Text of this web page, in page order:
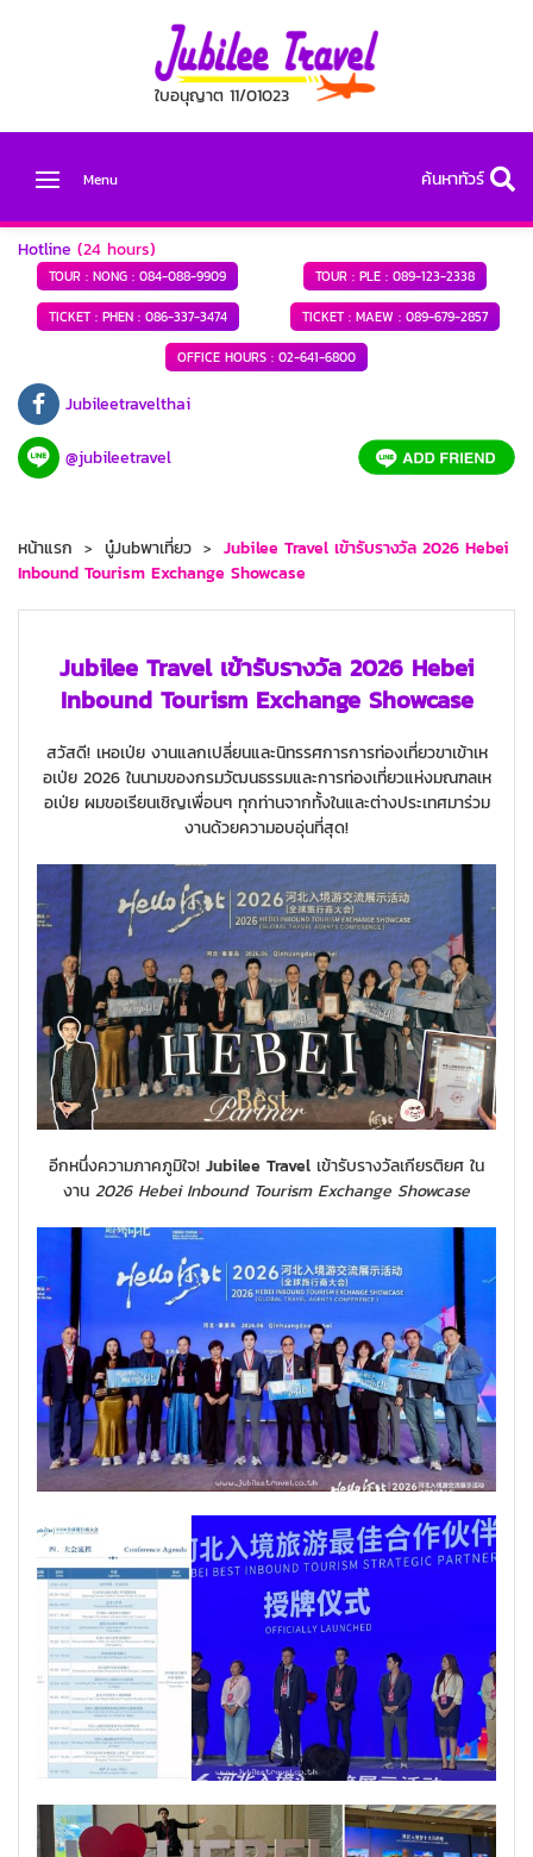
ใบอนุญาต 11/01023
Menu ค้นหาทัวร์
Hotline (24 hours)
TOUR : NONG : 084-088-9909 TOUR : PLE : 089-123-2338
TICKET : PHEN :086-337-3474 TICKET : MAEW : 089-679-2857
OFFICE HOURS : 02-641-6800
Jubileetravelthai
@jubileetravel
หน้าแรก นู๋Jubพาเที่ยว
Jubilee Travel เข้ารับรางวัล 2026 Hebei
Inbound Tourism Exchange Showcase
Jubilee Travel เข้ารับรางวัล 2026 Hebei
Inbound Tourism Exchange Showcase
สวัสดี! เหอเป่ย งานแลกเปลี่ยนและนิทรรศการการท่องเที่ยวขาเข้าเห
อเป่ย 2026 ในนามของกรมวัฒนธรรมและการท่องเที่ยวแห่งมณฑลเห
อเป่ย ผมขอเรียนเชิญเพื่อนๆ ทุกท่านจากทั้งในและต่างประเทศมาร่วม
งานด้วยความอบอุ่นที่สุด!
อีกหนึ่งความภาคภูมิใจ! Jubilee Travel เข้ารับรางวัลเกียรติยศ ใน
งาน 2026 Hebei Inbound Tourism Exchange Showcase